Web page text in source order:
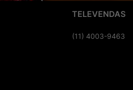
TELEVENDAS
(11) 4003-9463